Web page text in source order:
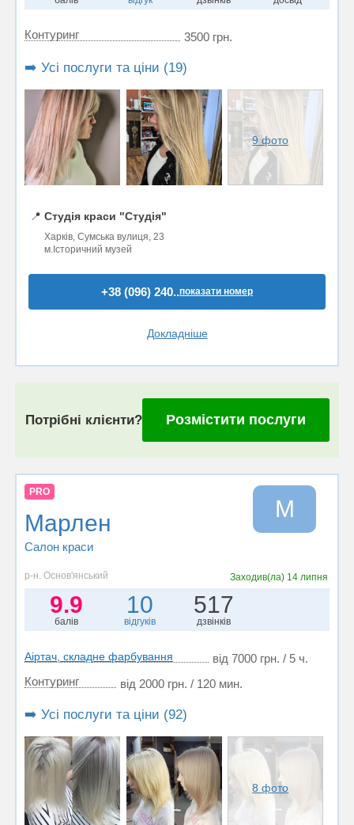
Контуринг 3500 грн.
➡️ Усі послуги та ціни (19)
9 фото
📍 Студія краси "Студія"
Харків, Сумська вулиця, 23
м.Історичний музей
+38 (096) 240..показати номер
Докладніше
Потрібні клієнти? Розмістити послуги
PRO
Марлен
Салон краси
М
р-н. Основ'янський Заходив(ла) 14 липня
9.9
балів
10
відгуків
517
дзвінків
Аіртач, складне фарбування
від 7000 грн. / 5 ч.
Контуринг
від 2000 грн. / 120 мин.
➡️ Усі послуги та ціни (92)
8 фото